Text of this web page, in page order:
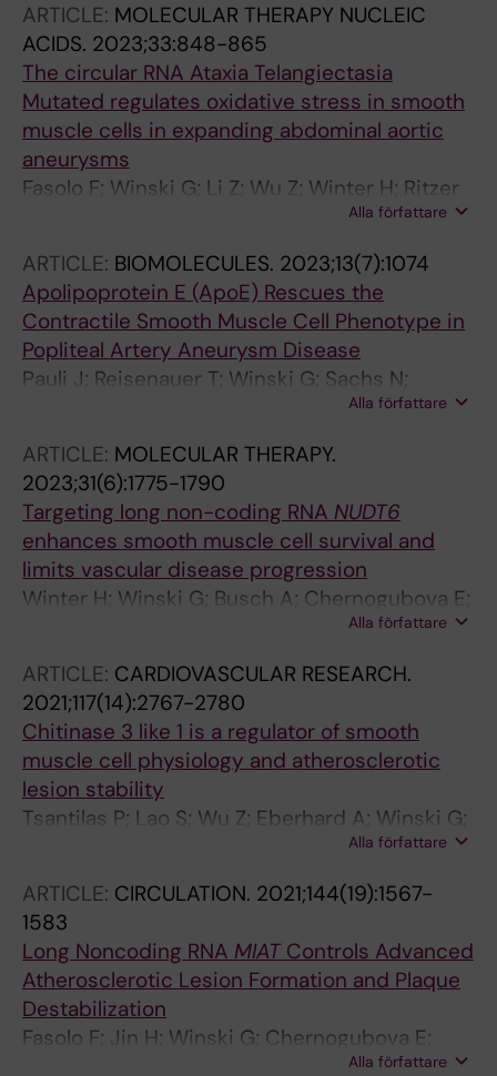
Sachs N; Eckstein H-H; Dueck A; Boon RA;
Bausch AR; Maegdefessel L
ARTICLE: MOLECULAR THERAPY NUCLEIC
ACIDS. 2023;33:848-865
The circular RNA Ataxia Telangiectasia
Mutated regulates oxidative stress in smooth
muscle cells in expanding abdominal aortic
aneurysms
Fasolo F; Winski G; Li Z; Wu Z; Winter H; Ritzer
J; Glukha N; Roy J; Hultgren R; Pauli J; Busch A;
Sachs N; Knappich C; Eckstein H-H; Boon RA;
Paloschi V; Maegdefessel L
Alla författare
ARTICLE: BIOMOLECULES. 2023;13(7):1074
Apolipoprotein E (ApoE) Rescues the
Contractile Smooth Muscle Cell Phenotype in
Popliteal Artery Aneurysm Disease
Pauli J; Reisenauer T; Winski G; Sachs N;
Chernogubova E; Freytag H; Otto C; Reeps C;
Busch A
Alla författare
ARTICLE: MOLECULAR THERAPY.
2023;31(6):1775-1790
Targeting long non-coding RNA NUDT6
enhances smooth muscle cell survival and
limits vascular disease progression
Winter H; Winski G; Busch A; Chernogubova E;
Fasolo F; Wu Z; Baecklund A; Khomtchouk BB;
Boon RA; Jin H; Maegdefessel L
Alla författare
ARTICLE: CARDIOVASCULAR RESEARCH.
2021;117(14):2767-2780
Chitinase 3 like 1 is a regulator of smooth
muscle cell physiology and atherosclerotic
lesion stability
Tsantilas P; Lao S; Wu Z; Eberhard A; Winski G;
Vaerst M; Nanda V; Wang Y; Kojima Y; Ye J;
Flores A; Jarr K-U; Pelisek J; Eckstein H-H;
Matic L; Hedin U; Tsao PS; Paloschi V;
Maegdefessel L; Leeper NJ
Alla författare
ARTICLE: CIRCULATION. 2021;144(19):1567-
1583
Long Noncoding RNA MIATControls Advanced
Atherosclerotic Lesion Formation and Plaque
Destabilization
Fasolo F; Jin H; Winski G; Chernogubova E;
Pauli J; Winter H; Li DY; Glukha N; Bauer S;
Alla författare